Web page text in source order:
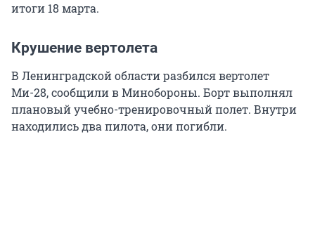
итоги 18 марта.
Крушение вертолета
В Ленинградской области разбился вертолет
Ми-28, сообщили в Минобороны. Борт выполнял
плановый учебно-тренировочный полет. Внутри
находились два пилота, они погибли.